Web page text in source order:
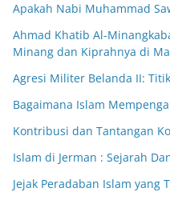
Apakah Nabi Muhammad
Ahmad Khatib Al-
Minang dan Kiprahnya di
Agresi Militer Belanda II:
Bagaimana Islam
Kontribusi dan Tantangan
Islam di Jerman : Sejarah
Jejak Peradaban Islam yang